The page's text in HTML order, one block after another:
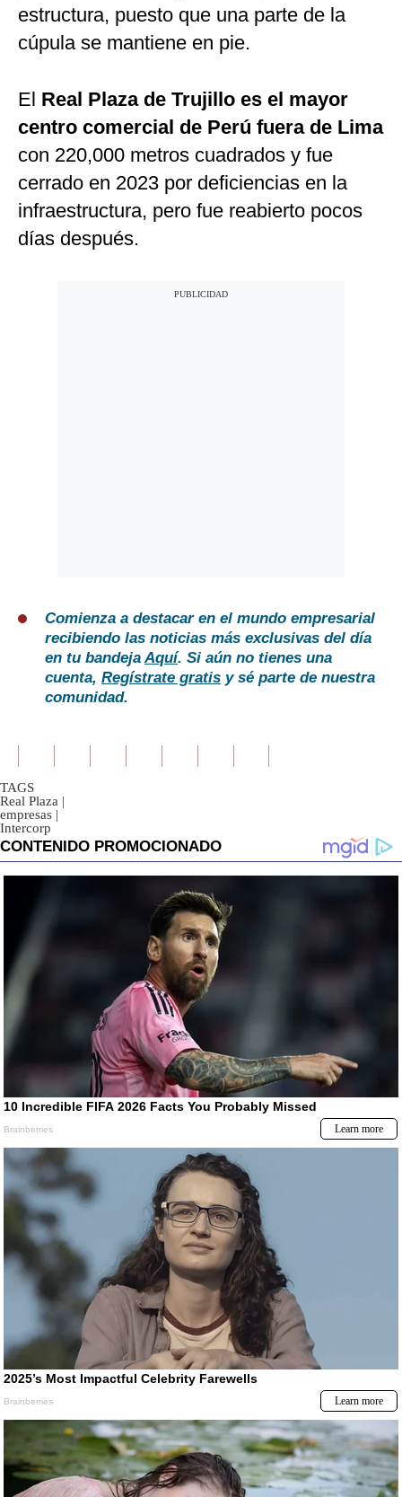
estructura, puesto que una parte de la
cúpula se mantiene en pie.
El Real Plaza de Trujillo es el mayor
centro comercial de Perú fuera de Lima
con 220,000 metros cuadrados y fue
cerrado en 2023 por deficiencias en la
infraestructura, pero fue reabierto pocos
días después.
Comienza a destacar en el mundo empresarial
recibiendo las noticias más exclusivas del día
en tu bandejaAquí. Si aún no tienes una
cuenta, Regístrate gratis y sé parte de nuestra
comunidad.
TAGS
Real Plaza |
empresas |
Intercorp